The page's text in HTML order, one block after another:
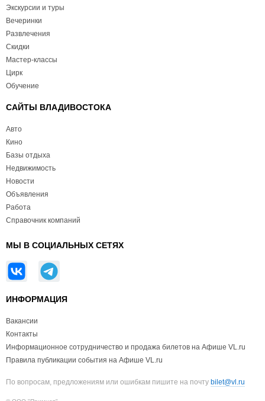
Экскурсии и туры
Вечеринки
Развлечения
Скидки
Мастер-классы
Цирк
Обучение
САЙТЫ ВЛАДИВОСТОКА
Авто
Кино
Базы отдыха
Недвижимость
Новости
Объявления
Работа
Справочник компаний
МЫ В СОЦИАЛЬНЫХ СЕТЯХ
ИНФОРМАЦИЯ
Вакансии
Контакты
Информационное сотрудничество и продажа билетов на Афише VL.ru
Правила публикации события на Афише VL.ru
По вопросам, предложениям или ошибкам пишите на почту bilet@vl.ru